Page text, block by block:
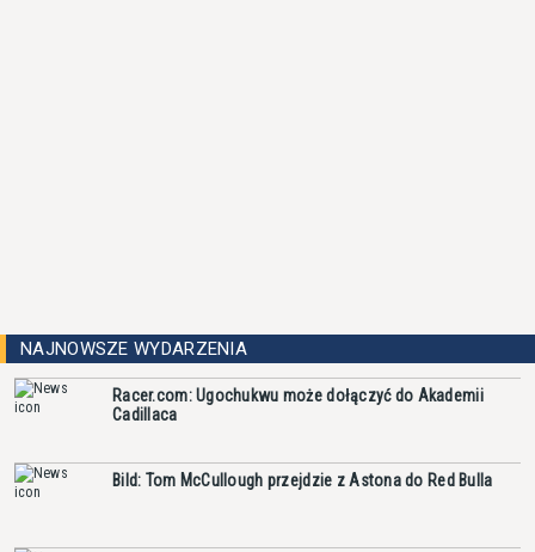
NAJNOWSZE WYDARZENIA
Racer.com: Ugochukwu może dołączyć do Akademii
Cadillaca
Bild: Tom McCullough przejdzie z Astona do Red Bulla